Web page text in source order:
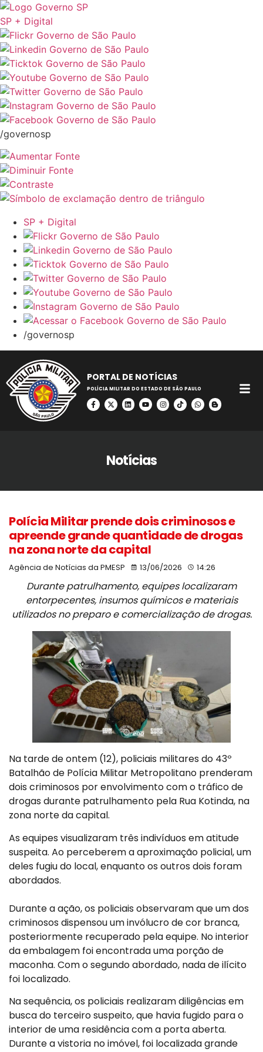
SP + Digital
/governosp
SP + Digital
/governosp
PORTAL DE NOTÍCIAS
POLÍCIA MILITAR DO ESTADO DE SÃO PAULO
Notícias
Polícia Militar prende dois criminosos e
apreende grande quantidade de drogas
na zona norte da capital
Agência de Notícias da PMESP 13/06/2026 14:26
Durante patrulhamento, equipes localizaram
entorpecentes, insumos químicos e materiais
utilizados no preparo e comercialização de drogas.
Na tarde de ontem (12), policiais militares do 43º
Batalhão de Polícia Militar Metropolitano prenderam
dois criminosos por envolvimento com o tráfico de
drogas durante patrulhamento pela Rua Kotinda, na
zona norte da capital.
As equipes visualizaram três indivíduos em atitude
suspeita. Ao perceberem a aproximação policial, um
deles fugiu do local, enquanto os outros dois foram
abordados.
Durante a ação, os policiais observaram que um dos
criminosos dispensou um invólucro de cor branca,
posteriormente recuperado pela equipe. No interior
da embalagem foi encontrada uma porção de
maconha. Com o segundo abordado, nada de ilícito
foi localizado.
Na sequência, os policiais realizaram diligências em
busca do terceiro suspeito, que havia fugido para o
interior de uma residência com a porta aberta.
Durante a vistoria no imóvel, foi localizada grande